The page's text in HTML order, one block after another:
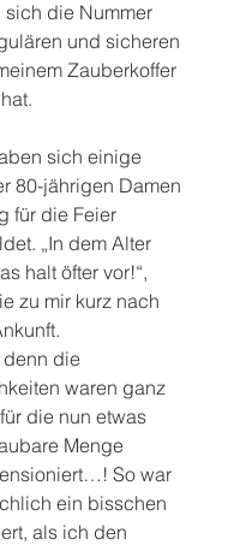
sich die Nummer
und sicheren
Zauberkoffer
sich einige
80-jährigen Damen
für die Feier
„In dem Alter
halt öfter vor!“,
zu mir kurz nach
die
waren ganz
die nun etwas
Menge
So war
ein bisschen
als ich den